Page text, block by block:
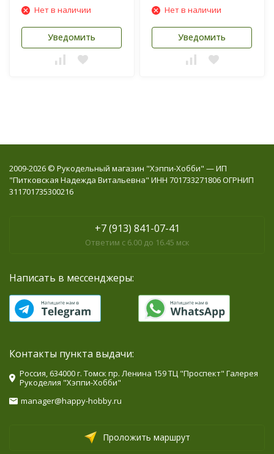
Нет в наличии
Уведомить
Нет в наличии
Уведомить
2009-2026 © Рукодельный магазин "Хэппи-Хобби" — ИП
"Питковская Надежда Витальевна" ИНН 701733271806 ОГРНИП
311701735300216
+7 (913) 841-07-41
Ответим с 6.00 до 16.45 мск
Написать в мессенджеры:
Контакты пункта выдачи:
Россия, 634000 г. Томск пр. Ленина 159 ТЦ "Проспект" Галерея
Рукоделия "Хэппи-Хобби"
manager@happy-hobby.ru
Проложить маршрут